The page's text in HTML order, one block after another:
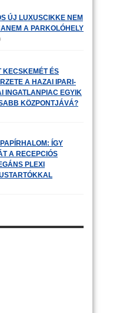
ÚJ LUXUSCIKKE NEM
A PARKOLÓHELY
KECSKEMÉT ÉS
A HAZAI IPARI-
INGATLANPIAC EGYIK
KÖZPONTJÁVÁ?
ÍGY
A RECEPCIÓS
PLEXI